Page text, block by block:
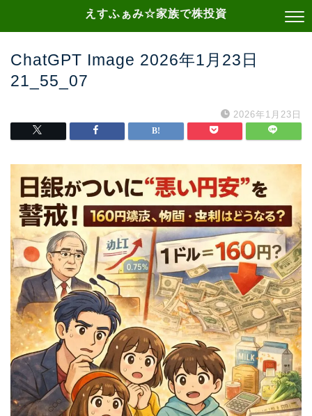
えすふぁみ☆家族で株投資
ChatGPT Image 2026年1月23日
21_55_07
2026年1月23日